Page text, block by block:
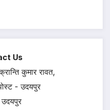
Us
कुमार रावत,
- उदयपुर